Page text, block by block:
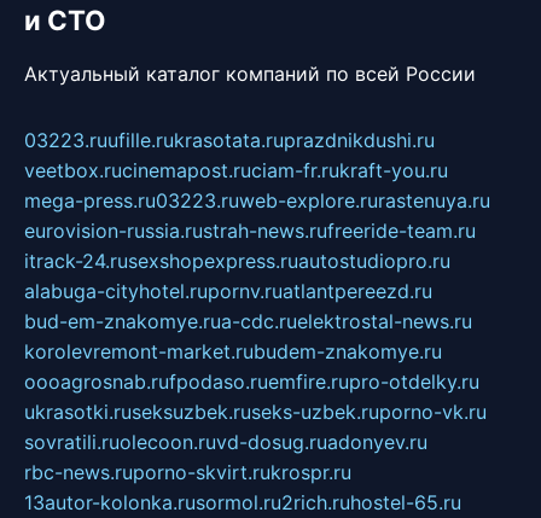
и СТО
Актуальный каталог компаний по всей России
03223.ruufille.rukrasotata.ruprazdnikdushi.ru
veetbox.rucinemapost.ruciam-fr.rukraft-you.ru
mega-press.ru03223.ruweb-explore.rurastenuya.ru
eurovision-russia.rustrah-news.rufreeride-team.ru
itrack-24.rusexshopexpress.ruautostudiopro.ru
alabuga-cityhotel.rupornv.ruatlantpereezd.ru
bud-em-znakomye.rua-cdc.ruelektrostal-news.ru
korolevremont-market.rubudem-znakomye.ru
oooagrosnab.rufpodaso.ruemfire.rupro-otdelky.ru
ukrasotki.ruseksuzbek.ruseks-uzbek.ruporno-vk.ru
sovratili.ruolecoon.ruvd-dosug.ruadonyev.ru
rbc-news.ruporno-skvirt.rukrospr.ru
13autor-kolonka.rusormol.ru2rich.ruhostel-65.ru